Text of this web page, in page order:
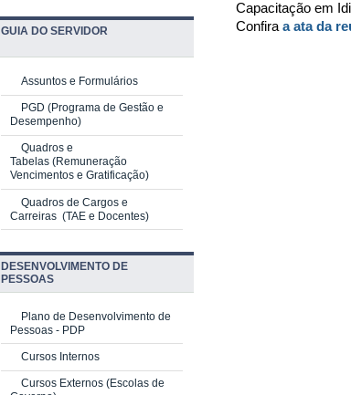
Capacitação em
Confiraa ata da
GUIA DO SERVIDOR
Assuntos e Formulários
PGD (Programa de Gestão e
Desempenho)
Quadros e
Tabelas (Remuneração
Vencimentos e Gratificação)
Quadros de Cargos e
Carreiras (TAE e Docentes)
DESENVOLVIMENTO DE
PESSOAS
Plano de Desenvolvimento de
Pessoas - PDP
Cursos Internos
Cursos Externos (Escolas de